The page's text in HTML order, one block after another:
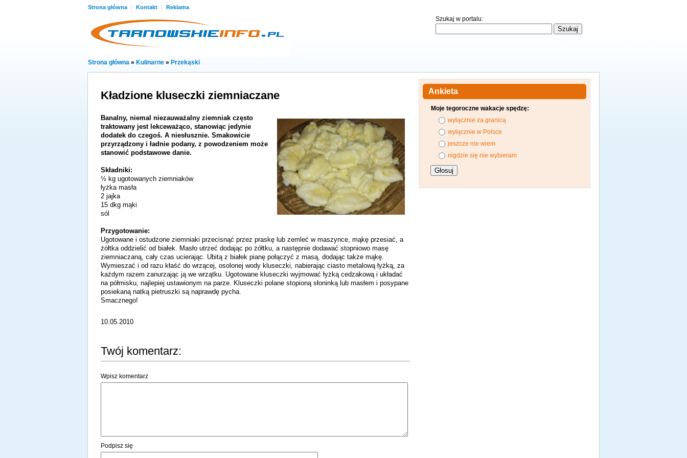
Strona główna | Kontakt | Reklama
Szukaj w portalu:
Strona główna » Kulinarne » Przekąski
Kładzione kluseczki ziemniaczane
Banalny, niemal niezauważalny ziemniak często
traktowany jest lekceważąco, stanowiąc jedynie
dodatek do czegoś. A niesłusznie. Smakowicie
przyrządzony i ładnie podany, z powodzeniem może
stanowić podstawowe danie.
Składniki:
½ kg ugotowanych ziemniaków
łyżka masła
2 jajka
15 dkg mąki
sól
Przygotowanie:
Ugotowane i ostudzone ziemniaki przecisnąć przez praskę lub zemleć w maszynce, mąkę przesiać, a
żółtka oddzielić od białek. Masło utrzeć dodając po żółtku, a następnie dodawać stopniowo masę
ziemniaczaną, cały czas ucierając. Ubitą z białek pianę połączyć z masą, dodając także mąkę.
Wymieszać i od razu kłaść do wrzącej, osolonej wody kluseczki, nabierając ciasto metalową łyżką, za
każdym razem zanurzając ją we wrzątku. Ugotowane kluseczki wyjmować łyżką cedzakową i układać
na półmisku, najlepiej ustawionym na parze. Kluseczki polane stopioną słoninką lub masłem i posypane
posiekaną natką pietruszki są naprawdę pycha.
Smacznego!
10.05.2010
Twój komentarz:
Wpisz komentarz
Podpisz się
Ankieta
Moje tegoroczne wakacje spędzę:
wyłącznie za granicą
wyłącznie w Polsce
jeszcze nie wiem
nigdzie się nie wybieram